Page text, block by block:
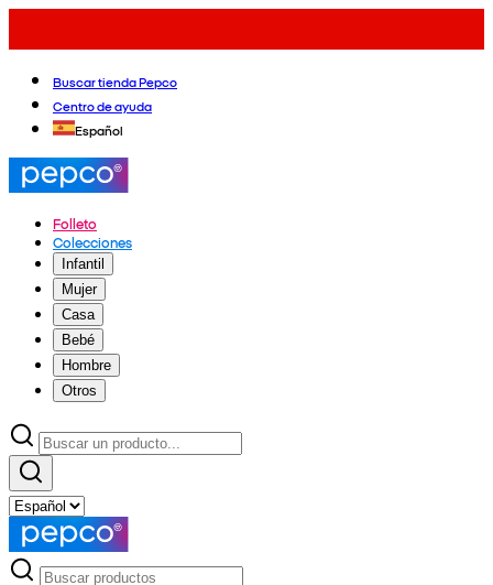
Buscar tienda Pepco
Centro de ayuda
Español
Folleto
Colecciones
Infantil
Mujer
Casa
Bebé
Hombre
Otros